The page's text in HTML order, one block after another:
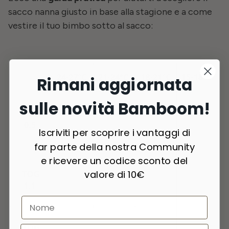
sacco nanna giusto in base alla stagione e a come
vestire il tuo bimbo sotto al sacco:
Rimani aggiornata
sulle novità Bamboom!
Iscriviti per scoprire i vantaggi di
far parte della nostra Community
e ricevere un codice sconto del
valore di 10€